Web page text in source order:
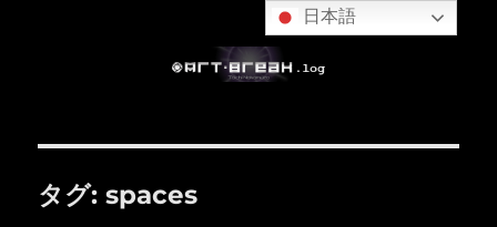
タグ:spaces
日本語